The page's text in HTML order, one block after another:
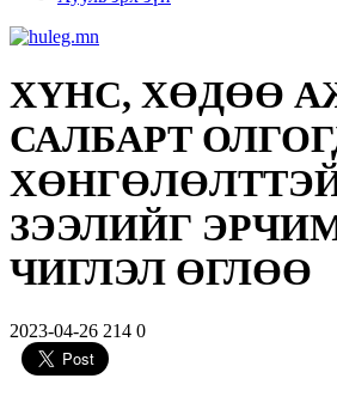
ХҮНС, ХӨДӨӨ
САЛБАРТ
ЗЭЭЛИЙГ
ЧИГЛЭЛ ӨГЛӨӨ
2023-04-26 214 0